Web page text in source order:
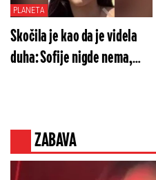
PLANETA
Skočila je kao da je videla
duha: Sofije nigde nema,
ZABAVA